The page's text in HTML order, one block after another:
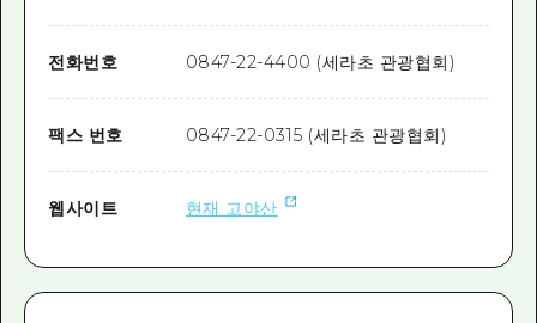
전화번호 0847-22-4400 (세라초 관광협회)
팩스 번호 0847-22-0315 (세라초 관광협회)
웹사이트 현재 고야산